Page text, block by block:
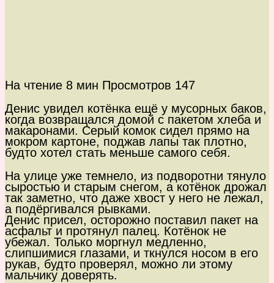
На чтение 8 мин Просмотров 147
Денис увидел котёнка ещё у мусорных баков,
когда возвращался домой с пакетом хлеба и
макаронами. Серый комок сидел прямо на
мокром картоне, поджав лапы так плотно,
будто хотел стать меньше самого себя.
На улице уже темнело, из подворотни тянуло
сыростью и старым снегом, а котёнок дрожал
так заметно, что даже хвост у него не лежал,
а подёргивался рывками.
Денис присел, осторожно поставил пакет на
асфальт и протянул палец. Котёнок не
убежал. Только моргнул медленно,
слипшимися глазами, и ткнулся носом в его
рукав, будто проверял, можно ли этому
мальчику доверять.